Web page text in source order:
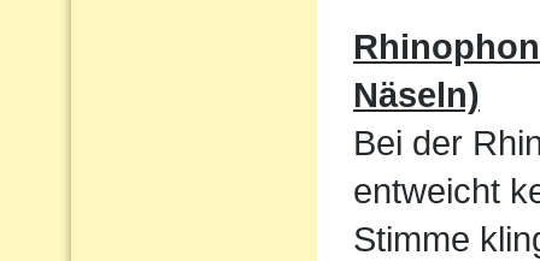
Näseln)
Bei der
entweicht
Stimme